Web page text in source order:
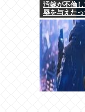
汚嫁が不倫
辱を与えた